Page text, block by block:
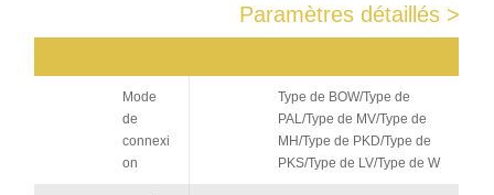
Paramètres détaillés >
Mode
de
connexi
on
Type de BOW/Type de
PAL/Type de MV/Type de
MH/Type de PKD/Type de
PKS/Type de LV/Type de W